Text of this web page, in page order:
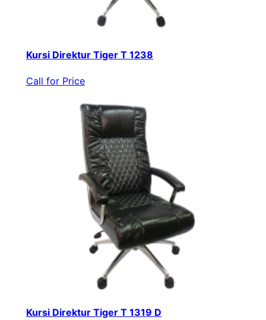
Kursi Direktur Tiger T 1238
Call for Price
Kursi Direktur Tiger T 1319 D